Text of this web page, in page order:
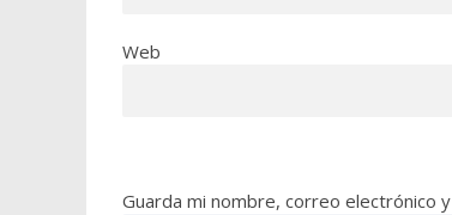
Web
Guarda mi nombre, correo electrónico